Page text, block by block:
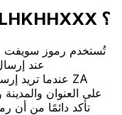
متى يجب أن أستخدم AABLHKHHXXX ؟
تُستخدم رموز سويفت
عند
تأكد دائمًا من أن